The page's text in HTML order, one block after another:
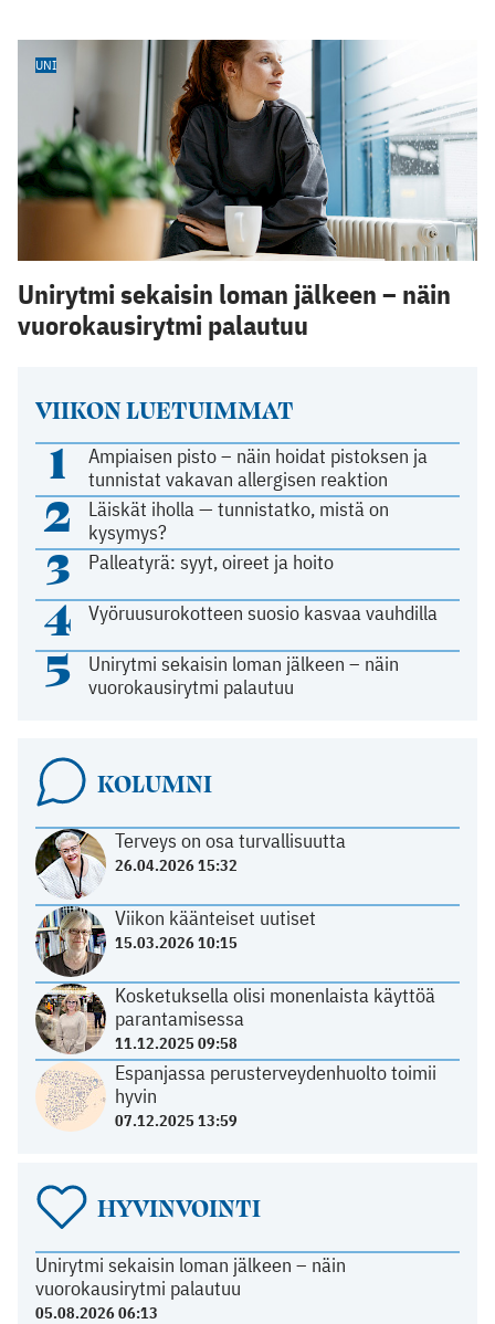
VIIKON LUETUIMMAT
1
Ampiaisen pisto – näin hoidat pistoksen ja
tunnistat vakavan allergisen reaktion
2
Läiskät iholla — tunnistatko, mistä on
kysymys?
3 Palleatyrä: syyt, oireet ja hoito
4 Vyöruusurokotteen suosio kasvaa vauhdilla
5
Unirytmi sekaisin loman jälkeen – näin
vuorokausirytmi palautuu
KOLUMNI
Terveys on osa turvallisuutta
26.04.2026 15:32
Viikon käänteiset uutiset
15.03.2026 10:15
Kosketuksella olisi monenlaista käyttöä
parantamisessa
11.12.2025 09:58
Espanjassa perusterveydenhuolto toimii
hyvin
07.12.2025 13:59
HYVINVOINTI
Unirytmi sekaisin loman jälkeen – näin
vuorokausirytmi palautuu
05.08.2026 06:13
UNI
Unirytmi sekaisin loman jälkeen – näin
vuorokausirytmi palautuu